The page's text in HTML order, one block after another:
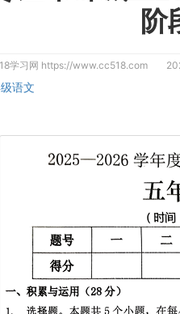
阶
学习网 https://www.cc518.com
语文